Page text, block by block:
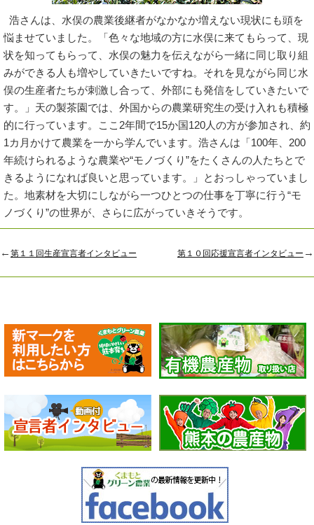
浩さんは、水俣の農業後継者がなかなか増えない現状にも頭を
悩ませていました。「色々な地域の方に水俣に来てもらって、現
状を知ってもらって、水俣の魅力を伝えながら一緒に同じ取り組
みができる人も増やしていきたいですね。それを見ながら同じ水
俣の生産者たちが刺激し合って、外部にも発信をしていきたいで
す。」天の製茶園では、外国からの農業研究生の受け入れも積極
的に行っています。ここ2年間で15か国120人の方が参加され、約
1カ月かけて農業を一から学んでいます。浩さんは「100年、200
年続けられるような農業や“モノづくり”をたくさんの人たちとで
きるようになれば良いと思っています。」とおっしゃっていまし
た。地素材を大切にしながら一つひとつの仕事を丁寧に行う“モ
ノづくり”の世界が、さらに広がっていきそうです。
← 第１１回生産宣言者インタビュー 第１０回応援宣言者インタビュー →